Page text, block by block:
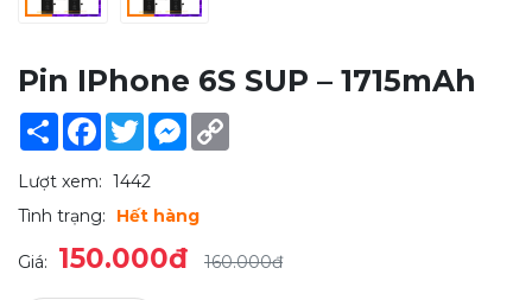
Pin IPhone 6S SUP – 1715mAh
Share Facebook
TwitterMessenger
Lượt xem: 1442
Tình trạng:
Hết hàng
Giá: 150.000đ 160.000đ